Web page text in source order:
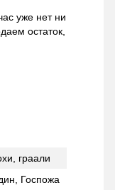
уже нет ни
остаток,
граали
Госпожа